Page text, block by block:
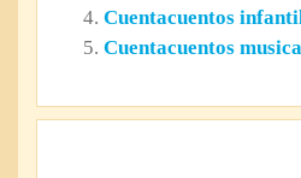
Cuentacuentos
Cuentacuentos